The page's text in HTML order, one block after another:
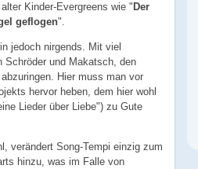
Kinder-Evergreens wie "Der
geflogen".
jedoch nirgends. Mit viel
Schröder und Makatsch, den
Hier muss man vor
hervor heben, dem hier wohl
Lieder über Liebe") zu Gute
verändert Song-Tempi einzig zum
hinzu, was im Falle von